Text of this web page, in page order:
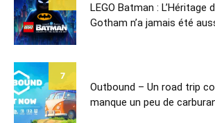
LEGO Batman : L’Héritage
Gotham n’a jamais été
7
Outbound – Un road trip
manque un peu de